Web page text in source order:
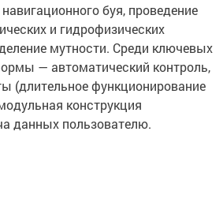
буя, проведение
и гидрофизических
мутности. Среди ключевых
— автоматический контроль,
(длительное функционирование
конструкция
данных пользователю.